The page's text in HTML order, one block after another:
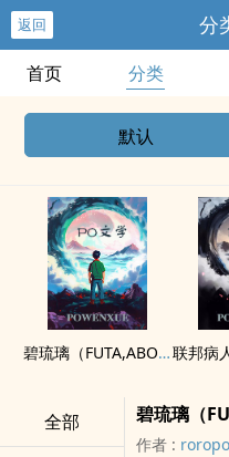
返回 分
首页 分类
默认
碧琉璃（FUTA,ABO）
全部 碧琉璃（
作者 :